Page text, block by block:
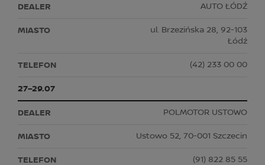
AUTO ŁÓDŹ
ul. Brzezińska 28, 92-103
Łódź
(42) 233 00 00
27–29.07
POLMOTOR USTOWO
Ustowo 52, 70-001 Szczecin
(91) 822 85 55